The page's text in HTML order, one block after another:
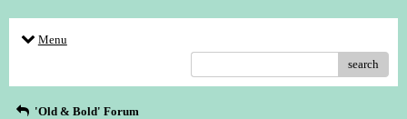
Menu
search
'Old & Bold' Forum